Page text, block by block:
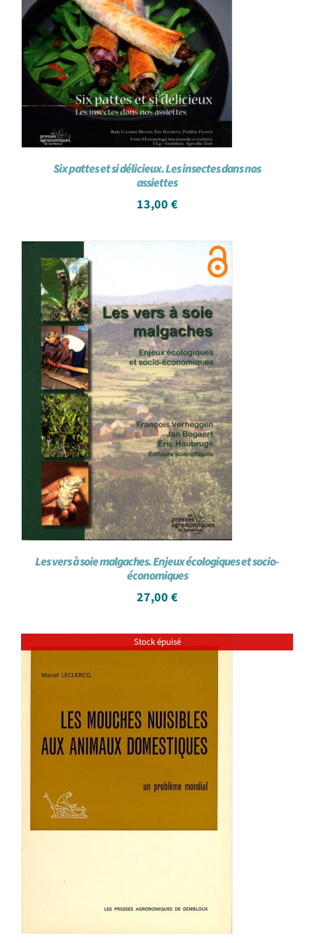
Achat en ligne
Panier WooCommerce
Six pattes et si délicieux. Les insectes dans nos
assiettes
13,00 €
Les vers à soie malgaches. Enjeux écologiques et socio-
économiques
27,00 €
Stock épuisé